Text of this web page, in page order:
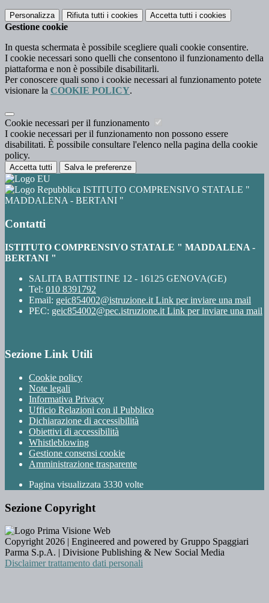
Personalizza Rifiuta tutti i cookies Accetta tutti i cookies
Gestione cookie
In questa schermata è possibile scegliere quali cookie consentire.
I cookie necessari sono quelli che consentono il funzionamento della
piattaforma e non è possibile disabilitarli.
Per conoscere quali sono i cookie necessari al funzionamento potete
visionare la COOKIE POLICY.
Cookie necessari per il funzionamento
I cookie necessari per il funzionamento non possono essere
disabilitati. È possibile consultare l'elenco nella pagina della cookie
policy.
Accetta tutti Salva le preferenze
ISTITUTO COMPRENSIVO STATALE "
MADDALENA - BERTANI "
Contatti
ISTITUTO COMPRENSIVO STATALE " MADDALENA -
BERTANI "
SALITA BATTISTINE 12 - 16125 GENOVA(GE)
Tel: 010 8391792
Email: geic854002@istruzione.it Link per inviare una mail
PEC: geic854002@pec.istruzione.it Link per inviare una mail
Sezione Link Utili
Cookie policy
Note legali
Informativa Privacy
Ufficio Relazioni con il Pubblico
Dichiarazione di accessibilità
Obiettivi di accessibilità
Whistleblowing
Gestione consensi cookie
Amministrazione trasparente
Pagina visualizzata 3330 volte
Sezione Copyright
Copyright 2026 | Engineered and powered by Gruppo Spaggiari
Parma S.p.A. | Divisione Publishing & New Social Media
Disclaimer trattamento dati personali